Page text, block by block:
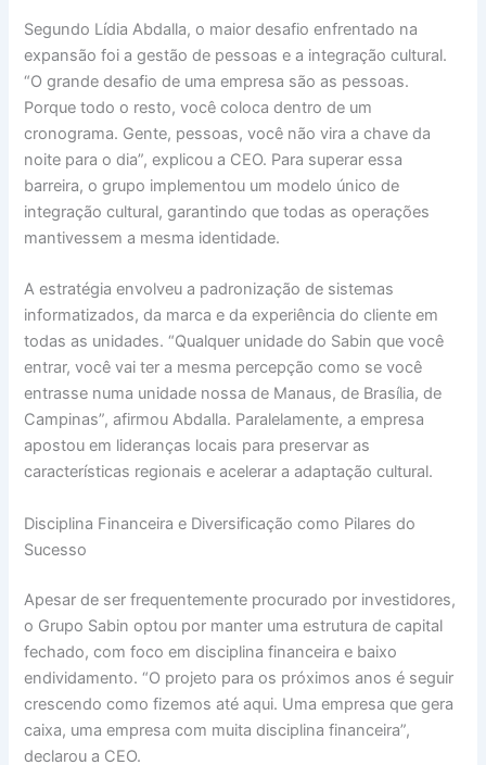
Segundo Lídia Abdalla, o maior desafio enfrentado na
expansão foi a gestão de pessoas e a integração cultural.
“O grande desafio de uma empresa são as pessoas.
Porque todo o resto, você coloca dentro de um
cronograma. Gente, pessoas, você não vira a chave da
noite para o dia”, explicou a CEO. Para superar essa
barreira, o grupo implementou um modelo único de
integração cultural, garantindo que todas as operações
mantivessem a mesma identidade.
A estratégia envolveu a padronização de sistemas
informatizados, da marca e da experiência do cliente em
todas as unidades. “Qualquer unidade do Sabin que você
entrar, você vai ter a mesma percepção como se você
entrasse numa unidade nossa de Manaus, de Brasília, de
Campinas”, afirmou Abdalla. Paralelamente, a empresa
apostou em lideranças locais para preservar as
características regionais e acelerar a adaptação cultural.
Disciplina Financeira e Diversificação como Pilares do
Sucesso
Apesar de ser frequentemente procurado por investidores,
o Grupo Sabin optou por manter uma estrutura de capital
fechado, com foco em disciplina financeira e baixo
endividamento. “O projeto para os próximos anos é seguir
crescendo como fizemos até aqui. Uma empresa que gera
caixa, uma empresa com muita disciplina financeira”,
declarou a CEO.